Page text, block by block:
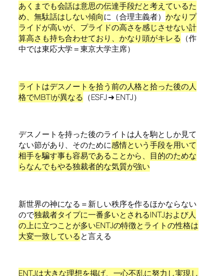
あくまでも会話は意思の伝達手段だと考えているた
め、無駄話はしない傾向に（合理主義者）かなりプ
ライドが高いが、プライドの高さを感じさせない計
算高さも持ち合わせており、かなり頭がキレる （作
中では東応大学＝東京大学主席）
ライトはデスノートを拾う前の人格と拾った後の人
格でMBTIが異なる （ESFJ ➜ ENTJ）
デスノートを持った後のライトは人を駒としか見て
ない節があり、そのために感情という手段を用いて
相手を騙す事も容易であることから、目的のためな
らなんでもやる独裁者的な気質が強い
新世界の神になる＝新しい秩序を作るほかならない
ので独裁者タイプに一番多いとされるINTJおよび人
の上に立つことが多いENTJの特徴とライトの性格は
大変一致していると言える
ENTJは大きな理想を掲げ、一心不乱に努力し実現し